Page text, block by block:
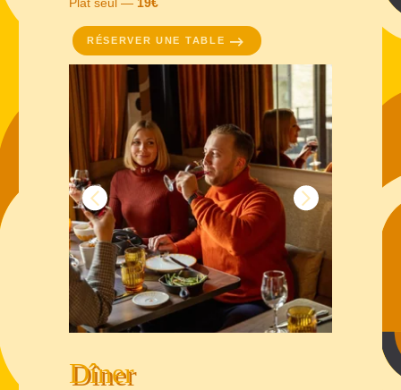
Plat seul — 19€
RÉSERVER UNE TABLE
Dîner